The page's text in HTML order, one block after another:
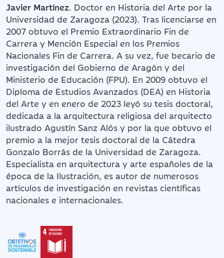
Javier Martínez. Doctor en Historia del Arte por la
Universidad de Zaragoza (2023). Tras licenciarse en
2007 obtuvo el Premio Extraordinario Fin de
Carrera y Mención Especial en los Premios
Nacionales Fin de Carrera. A su vez, fue becario de
investigación del Gobierno de Aragón y del
Ministerio de Educación (FPU). En 2009 obtuvo el
Diploma de Estudios Avanzados (DEA) en Historia
del Arte y en enero de 2023 leyó su tesis doctoral,
dedicada a la arquitectura religiosa del arquitecto
ilustrado Agustín Sanz Alós y por la que obtuvo el
premio a la mejor tesis doctoral de la Cátedra
Gonzalo Borrás de la Universidad de Zaragoza.
Especialista en arquitectura y arte españoles de la
época de la Ilustración, es autor de numerosos
artículos de investigación en revistas científicas
nacionales e internacionales.